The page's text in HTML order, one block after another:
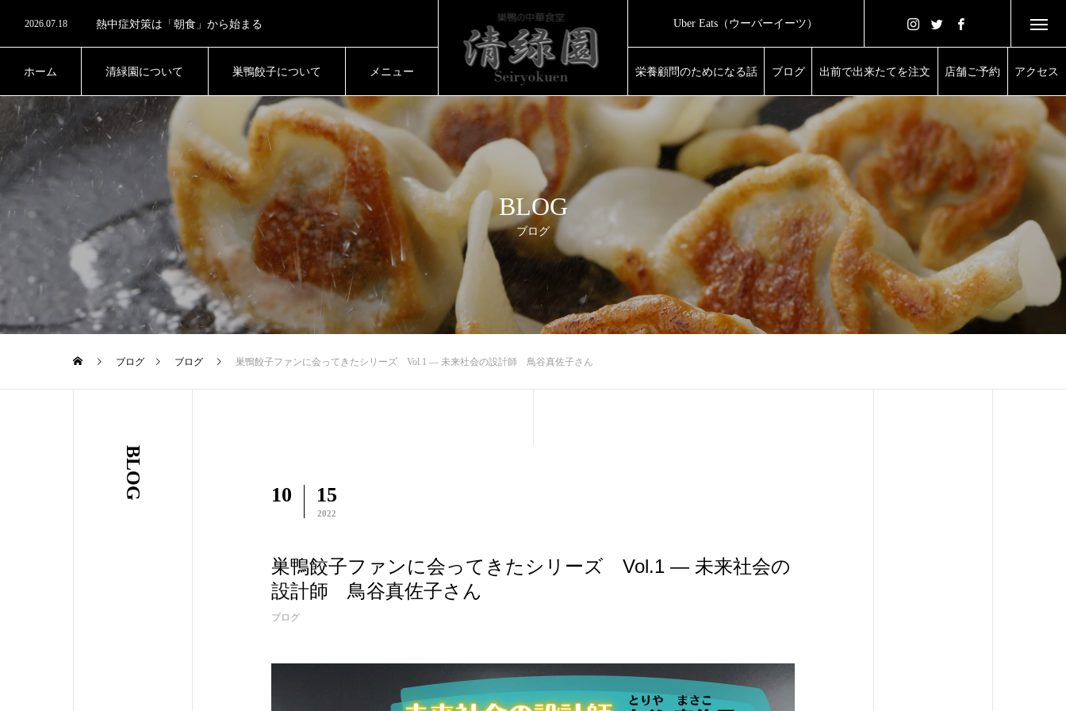
ホーム 清緑園について 巣鴨餃子について メニュー 栄養顧問のためになる話 ブログ 出前で出来たてを注文 店舗ご予約 アクセス
2026.07.18 熱中症対策は「朝食」から始まる
2026.06.13 未来への栄養投資
Uber Eats（ウーバーイーツ）
BLOG
ブログ
ブログ ブログ 巣鴨餃子ファンに会ってきたシリーズ Vol.1 ― 未来社会の設計師 鳥谷真佐子さん
BLOG 10 15
2022
巣鴨餃子ファンに会ってきたシリーズ Vol.1 ― 未来社会の
設計師 鳥谷真佐子さん
ブログ